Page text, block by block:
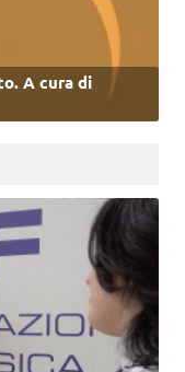
A cura di